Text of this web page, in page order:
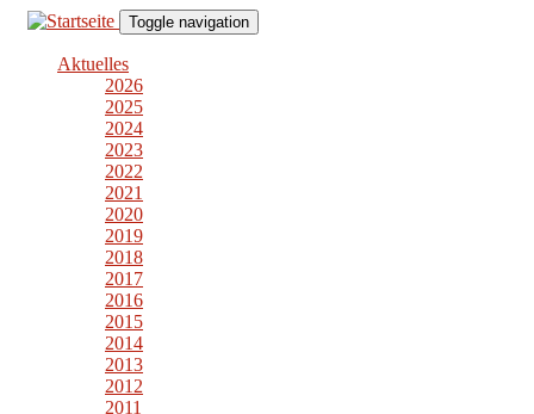
Direkt
Toggle navigation
Aktuelles
2026
2025
2024
2023
2022
2021
2020
2019
2018
2017
2016
2015
2014
2013
2012
2011